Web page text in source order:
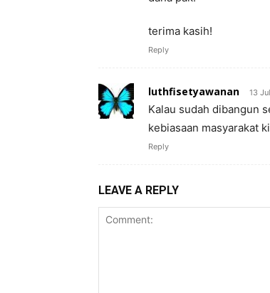
terima kasih!
Reply
luthfisetyawanan 13
Kalau sudah dibangun
kebiasaan masyarakat
Reply
LEAVE A REPLY